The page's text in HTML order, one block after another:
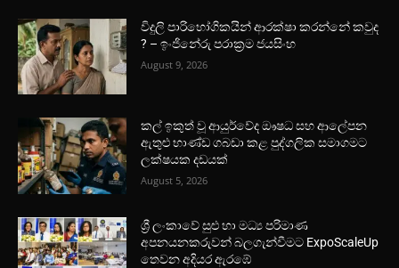
විදුලි පාරිභෝගිකයින් ආරක්ෂා කරන්නේ කවුද
? – ඉංජිනේරු පරාක්‍රම ජයසිංහ
August 9, 2026
කල් ඉකුත් වූ ආයුර්වේද ඖෂධ සහ ආලේපන
ඇතුළු භාණ්ඩ ගබඩා කළ පුද්ගලික සමාගමට
ලක්ෂයක දඩයක්
August 5, 2026
ශ්‍රී ලංකාවේ සුළු හා මධ්‍ය පරිමාණ
අපනයනකරුවන් බලගැන්වීමට ExpoScaleUp
තෙවන අදියර ඇරඹේ